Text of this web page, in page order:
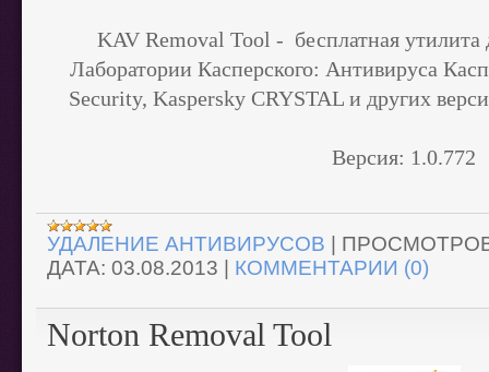
KAV Removal Tool - бесплатная утилита
Лаборатории Касперского: Антивируса
Security, Kaspersky CRYSTAL и других
Версия: 1.0.772
УДАЛЕНИЕ АНТИВИРУСОВ
ДАТА: 03.08.2013 КОММЕНТАРИИ (0)
Norton Removal Tool